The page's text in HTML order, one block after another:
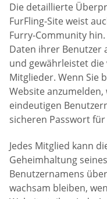
Die detaillierte
FurFling-Site weist
Furry-Community
Daten ihrer Benutzer
und gewährleistet
Mitglieder. Wenn Sie
Website
eindeutigen
sicheren Passwort
Jedes Mitglied kann
Geheimhaltung
Benutzernamens
wachsam bleiben,